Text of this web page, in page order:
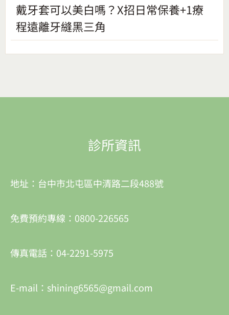
戴牙套可以美白嗎？X招日常保養+1療
程遠離牙縫黑三角
診所資訊
地址：台中市北屯區中清路二段488號
免費預約專線：0800-226565
傳真電話：04-2291-5975
E-mail：shining6565@gmail.com